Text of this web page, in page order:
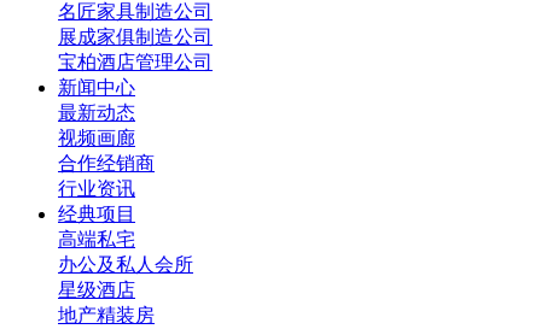
名匠家具制造公司
展成家俱制造公司
宝柏酒店管理公司
新闻中心
最新动态
视频画廊
合作经销商
行业资讯
经典项目
高端私宅
办公及私人会所
星级酒店
地产精装房